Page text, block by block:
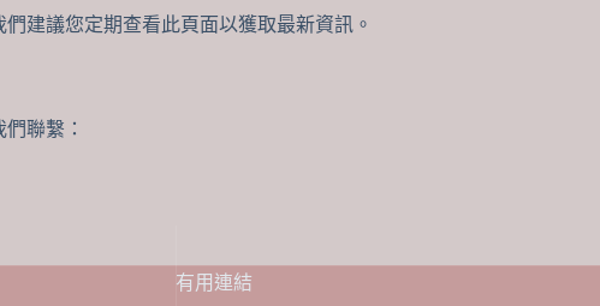
建議您定期查看此頁面以獲取最新資訊。
聯繫：
有用連結